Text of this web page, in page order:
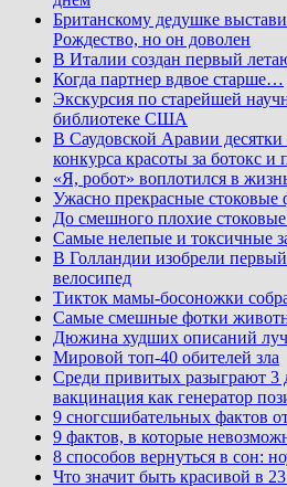
Британскому дедушке
Рождество, но он доволен
В Италии создан первый
Когда партнер вдвое старше…
Экскурсия по старейшей
библиотеке США
В Саудовской Аравии
конкурса красоты за ботокс и
«Я, робот» воплотился в
Ужасно прекрасные
До смешного плохие
Самые нелепые и токсичные
В Голландии изобрели
велосипед
Тикток мамы-босоножки
Самые смешные фотки
Дюжина худших описаний
Мировой топ-40 обителей зла
Среди привитых разыграют 3
вакцинация как генератор
9 сногсшибательных фактов
9 фактов, в которые
8 способов вернуться в сон:
Что значит быть красивой в